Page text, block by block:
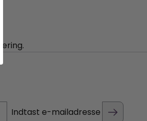
Indtast e-mailadresse